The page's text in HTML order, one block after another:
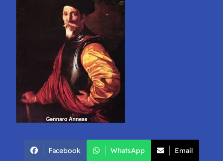
Facebook WhatsApp Email